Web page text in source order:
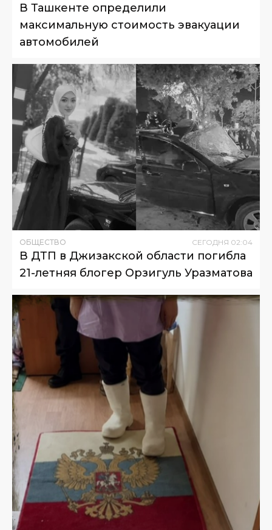
В Ташкенте определили
максимальную стоимость эвакуации
автомобилей
ОБЩЕСТВО СЕГОДНЯ 02:04
В ДТП в Джизакской области погибла
21-летняя блогер Орзигуль Уразматова